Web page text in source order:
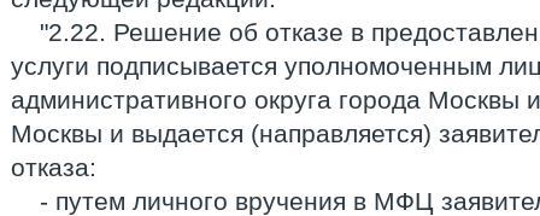
"2.22. Решение об отказе в
услуги подписывается уполномоченным
административного округа города Москвы
Москвы и выдается (направляется)
отказа:
- путем личного вручения в МФЦ